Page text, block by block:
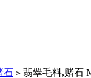
石 > 翡翠毛料,赌石